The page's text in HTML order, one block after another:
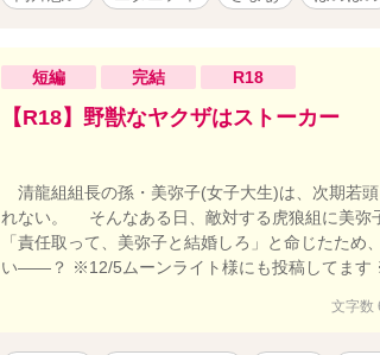
短編 完結 R18
【R18】野獣なヤクザはストーカー
清龍組組長の孫・美弥子(女子大生)は、次期若
れない。 そんなある日、敵対する虎狼組に美弥
「責任取って、美弥子と結婚しろ」と命じたた
い――？ ※12/5ムーンライト様にも投稿してま
文字数